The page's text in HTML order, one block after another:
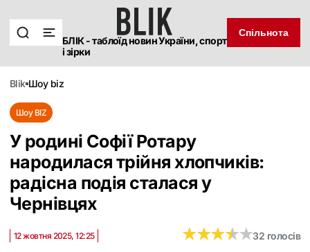
БЛІК - таблоїд новин України, спорт
і зірки
Спільнота
blik шоу biz
Шоу BIZ
У родині Софії Ротару
народилася трійня хлопчиків:
радісна подія сталася у
Чернівцях
12 жовтня 2025, 12:25 ★★★★★
★★★★★32 голосів